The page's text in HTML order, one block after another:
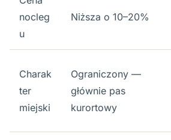
nocleg
u
Niższa o 10–20%
Charak
ter
miejski
Ograniczony —
głównie pas
kurortowy